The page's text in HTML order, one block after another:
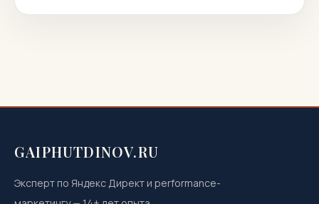
GAIPHUTDINOV.RU
Эксперт по Яндекс Директ и performance-